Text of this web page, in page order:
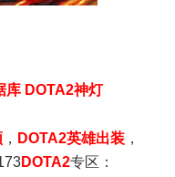
库 DOTA2神灯
， DOTA2英雄出装 ，
DOTA2专区：